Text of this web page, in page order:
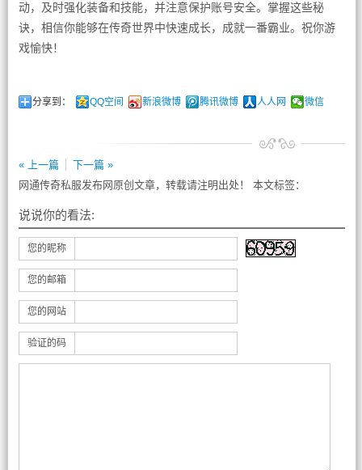
动，及时强化装备和技能，并注意保护账号安全。掌握这些秘
诀，相信你能够在传奇世界中快速成长，成就一番霸业。祝你游
戏愉快！
分享到： QQ空间 新浪微博 腾讯微博 人人网 微信
« 上一篇
下一篇 »
网通传奇私服发布网原创文章，转载请注明出处！ 本文标签：
说说你的看法:
您的昵称
您的邮箱
您的网站
验证的码